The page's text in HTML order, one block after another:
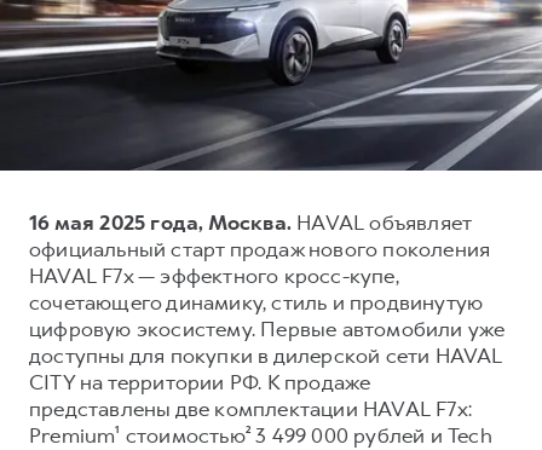
DARGO X
от 3 499 000 ₽
от 2 899 000 ₽
F7X
от 3 599 000 ₽
Тест-драйв
Трейд-ин
КРЕДИТ И СТРАХОВАНИЕ
Страхование
Кредит
КОРПОРАТИВНЫМ КЛИЕНТАМ
Для малого бизнеса
Корпоративным клиентам
СЕРВИСНОЕ ОБСЛУЖИВАНИЕ
Нулевое ТО
Программа «Помощь на дороге»
Регламенты технического обслуживания
ПОДДЕРЖКА
GWM Безопасность
Гарантия HAVAL
Мобильное приложение GWM
Программа «HAVAL Защита+»
ИНФОРМАЦИЯ О ДИЛЕРЕ
О дилере
16 мая 2025 года, Москва. HAVAL объявляет
официальный старт продаж нового поколения
HAVAL F7x — эффектного кросс-купе,
сочетающего динамику, стиль и продвинутую
цифровую экосистему. Первые автомобили уже
доступны для покупки в дилерской сети HAVAL
CITY на территории РФ. К продаже
представлены две комплектации HAVAL F7x:
Premium¹ стоимостью² 3 499 000 рублей и Tech